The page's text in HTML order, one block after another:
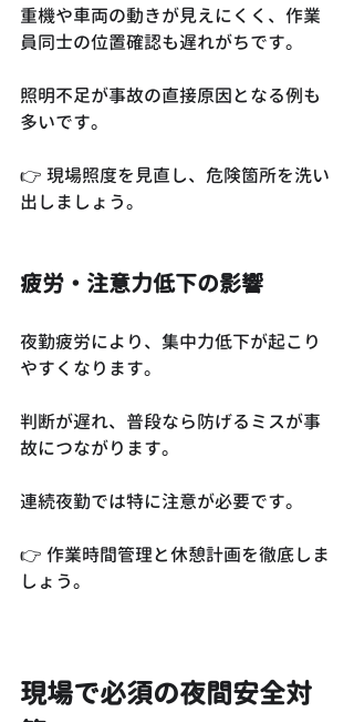
重機や車両の動きが見えにくく、作業
員同士の位置確認も遅れがちです。
照明不足が事故の直接原因となる例も
多いです。
👉 現場照度を見直し、危険箇所を洗い
出しましょう。
疲労・注意力低下の影響
夜勤疲労により、集中力低下が起こり
やすくなります。
判断が遅れ、普段なら防げるミスが事
故につながります。
連続夜勤では特に注意が必要です。
👉 作業時間管理と休憩計画を徹底しま
しょう。
現場で必須の夜間安全対